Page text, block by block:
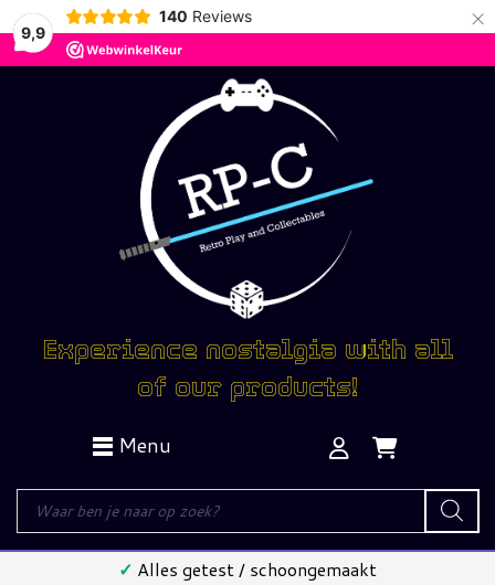
9,9
140 Reviews ×
Experience nostalgia with all
of our products!
Menu
Producten
zoeken
✓ Alles getest / schoongemaakt